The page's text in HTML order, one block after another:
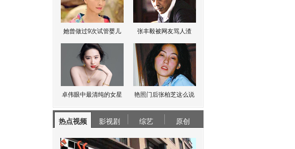
她曾做过9次试管婴儿 张丰毅被网友骂人渣
卓伟眼中最清纯的女星 艳照门后张柏芝这么说
热点视频 影视剧 综艺 原创